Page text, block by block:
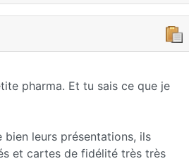
pharma. Et tu sais ce que je
bien leurs présentations, ils
et cartes de fidélité très très